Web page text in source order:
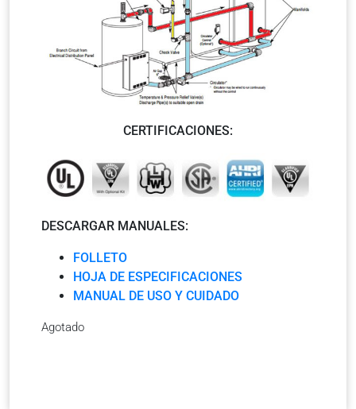
CERTIFICACIONES:
DESCARGAR MANUALES:
FOLLETO
HOJA DE ESPECIFICACIONES
MANUAL DE USO Y CUIDADO
Agotado